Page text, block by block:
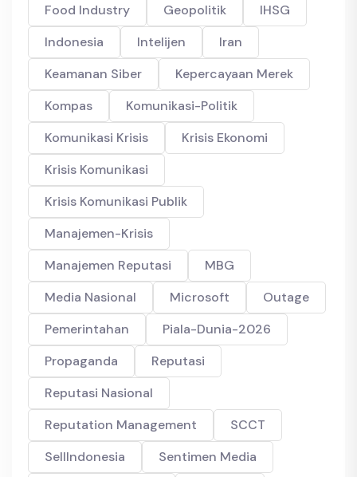
Food Industry
Geopolitik
IHSG
Indonesia
Intelijen
Iran
Keamanan Siber
Kepercayaan Merek
Kompas
Komunikasi-Politik
Komunikasi Krisis
Krisis Ekonomi
Krisis Komunikasi
Krisis Komunikasi Publik
Manajemen-Krisis
Manajemen Reputasi
MBG
Media Nasional
Microsoft
Outage
Pemerintahan
Piala-Dunia-2026
Propaganda
Reputasi
Reputasi Nasional
Reputation Management
SCCT
SellIndonesia
Sentimen Media